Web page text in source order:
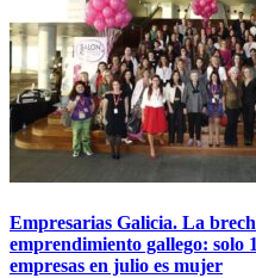
Empresarias Galicia. La
emprendimiento gallego: solo
empresas en julio es mujer